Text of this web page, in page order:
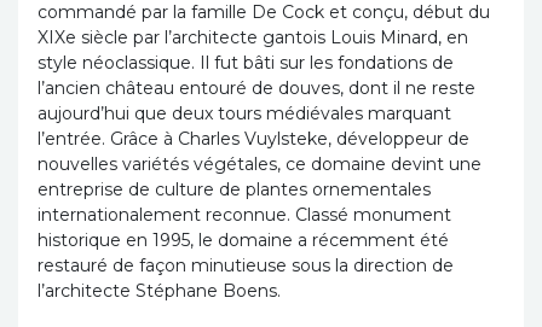
commandé par la famille De Cock et conçu, début du
XIXe siècle par l’architecte gantois Louis Minard, en
style néoclassique. Il fut bâti sur les fondations de
l’ancien château entouré de douves, dont il ne reste
aujourd’hui que deux tours médiévales marquant
l’entrée. Grâce à Charles Vuylsteke, développeur de
nouvelles variétés végétales, ce domaine devint une
entreprise de culture de plantes ornementales
internationalement reconnue. Classé monument
historique en 1995, le domaine a récemment été
restauré de façon minutieuse sous la direction de
l’architecte Stéphane Boens.